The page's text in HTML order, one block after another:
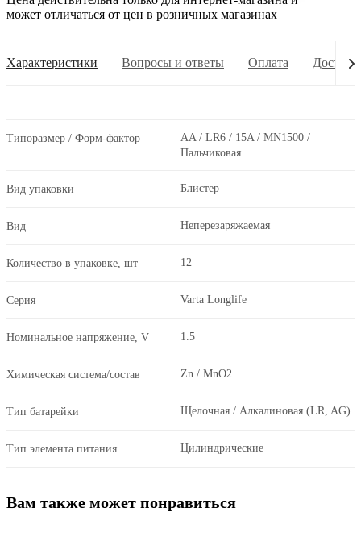
может отличаться от цен в розничных магазинах
Характеристики Вопросы и ответы Оплата
Типоразмер / Форм-фактор
AA / LR6 / 15A / MN1500 /
Пальчиковая
Вид упаковки Блистер
Вид Неперезаряжаемая
Количество в упаковке, шт 12
Серия Varta Longlife
Номинальное напряжение, V 1.5
Химическая система/состав Zn / MnO2
Тип батарейки Щелочная / Алкалиновая (LR, AG)
Тип элемента питания Цилиндрические
Вам также может понравиться